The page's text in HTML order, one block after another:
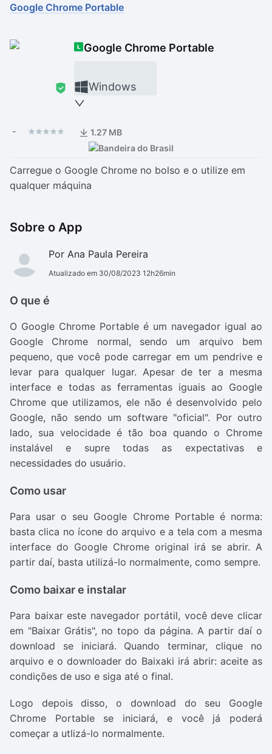
Ver mais
Ver mais
Google Chrome Portable
Google Chrome Portable
Windows
- 1.27 MB
Carregue o Google Chrome no bolso e o utilize em
qualquer máquina
Sobre o App
Por Ana Paula Pereira
Atualizado em 30/08/2023 12h26min
O que é
O Google Chrome Portable é um navegador igual ao
Google Chrome normal, sendo um arquivo bem
pequeno, que você pode carregar em um pendrive e
levar para qualquer lugar. Apesar de ter a mesma
interface e todas as ferramentas iguais ao Google
Chrome que utilizamos, ele não é desenvolvido pelo
Google, não sendo um software "oficial". Por outro
lado, sua velocidade é tão boa quando o Chrome
instalável e supre todas as expectativas e
necessidades do usuário.
Como usar
Para usar o seu Google Chrome Portable é norma:
basta clica no ícone do arquivo e a tela com a mesma
interface do Google Chrome original irá se abrir. A
partir daí, basta utilizá-lo normalmente, como sempre.
Como baixar e instalar
Para baixar este navegador portátil, você deve clicar
em "Baixar Grátis", no topo da página. A partir daí o
download se iniciará. Quando terminar, clique no
arquivo e o downloader do Baixaki irá abrir: aceite as
condições de uso e siga até o final.
Logo depois disso, o download do seu Google
Chrome Portable se iniciará, e você já poderá
começar a utlizá-lo normalmente.